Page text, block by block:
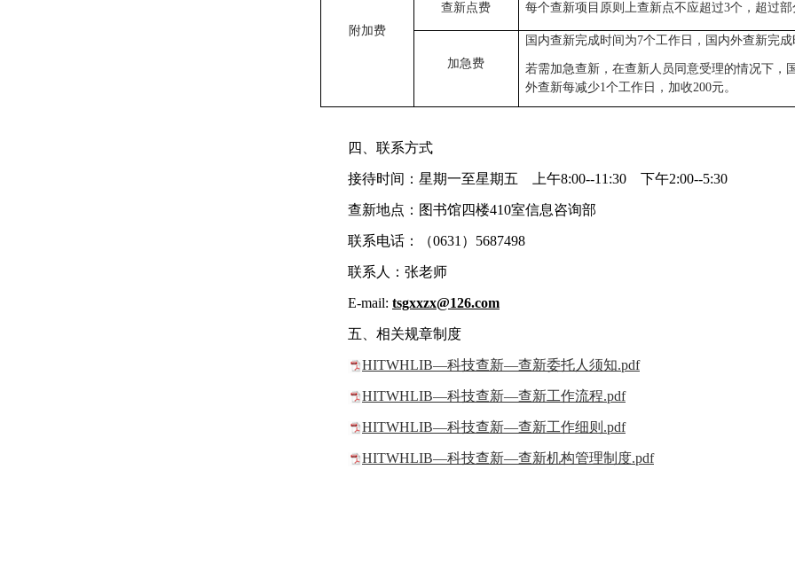
附加费
查新点费 每个查新项目原则上查新点不应超过3个，超过
加急费
国内查新完成时间为7个工作日，国内外查新完成
若需加急查新，在查新人员同意受理的情况下，
外查新每减少1个工作日，加收200元。
四、联系方式
接待时间：星期一至星期五 上午8:00--11:30 下午2:00--5:30
查新地点：图书馆四楼410室信息咨询部
联系电话：（0631）5687498
联系人：张老师
E-mail: tsgxxzx@126.com
五、相关规章制度
HITWHLIB—科技查新—查新委托人须知.pdf
HITWHLIB—科技查新—查新工作流程.pdf
HITWHLIB—科技查新—查新工作细则.pdf
HITWHLIB—科技查新—查新机构管理制度.pdf